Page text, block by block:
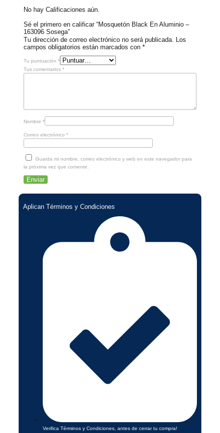
No hay Calificaciones aún.
Sé el primero en calificar “Mosquetón Black En Aluminio –
163096 Sosega”
Tu dirección de correo electrónico no será publicada.
Los
campos obligatorios están marcados con *
Tu puntuación *
Tus comentarios *
Nombre *
Correo electrónico *
Guarda mi nombre, correo electrónico y web en este navegador para
la próxima vez que comente.
Aplican Términos y Condiciones
Verifica Términos y Condiciones, antes de cerrar tu compra!